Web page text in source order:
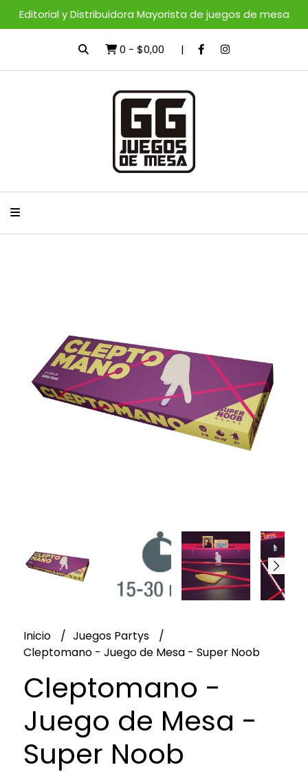
Editorial y Distribuidora Mayorista de juegos de mesa
0 - $0,00
Inicio
Juegos Partys
Cleptomano - Juego de Mesa - Super Noob
Cleptomano -
Juego de Mesa -
Super Noob